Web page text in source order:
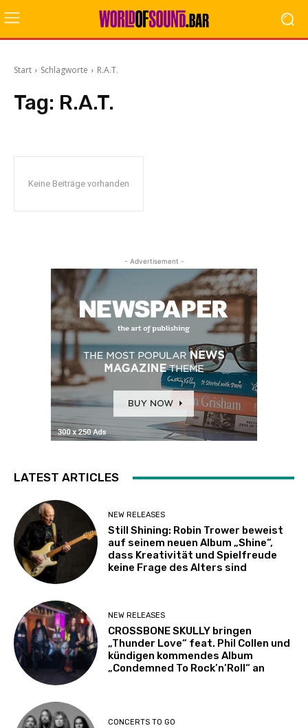
Start Schlagworte R.A.T.
Tag: R.A.T.
Keine Beiträge vorhanden
- Advertisement -
LATEST ARTICLES
NEW RELEASES
Still Shining: Robin Trower beweist
auf seinem neuen Album „Shine“,
dass Kreativität und Spielfreude
keine Frage des Alters sind
NEW RELEASES
CROSSBONE SKULLY bringen
„Thunder Love“ feat. Phil Collen und
kündigen kommendes Album
„Condemned To Rock’n’Roll“ an
CONCERTS TO GO